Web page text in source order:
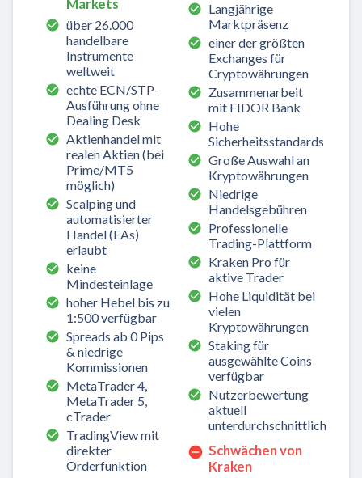
Markets
über 26.000
handelbare
Instrumente
weltweit
echte ECN/STP-
Ausführung ohne
Dealing Desk
Aktienhandel mit
realen Aktien (bei
Prime/MT5
möglich)
Scalping und
automatisierter
Handel (EAs)
erlaubt
keine
Mindesteinlage
hoher Hebel bis zu
1:500 verfügbar
Spreads ab 0 Pips
& niedrige
Kommissionen
MetaTrader 4,
MetaTrader 5,
cTrader
TradingView mit
direkter
Orderfunktion
Langjährige
Marktpräsenz
einer der größten
Exchanges für
Cryptowährungen
Zusammenarbeit
mit FIDOR Bank
Hohe
Sicherheitsstandards
Große Auswahl an
Kryptowährungen
Niedrige
Handelsgebühren
Professionelle
Trading-Plattform
Kraken Pro für
aktive Trader
Hohe Liquidität bei
vielen
Kryptowährungen
Staking für
ausgewählte Coins
verfügbar
Nutzerbewertung
aktuell
unterdurchschnittlich
Schwächen von
Kraken